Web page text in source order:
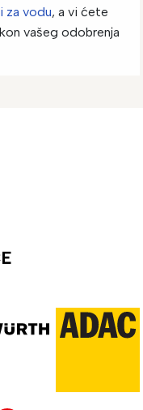
za vodu, a vi ćete
vašeg odobrenja